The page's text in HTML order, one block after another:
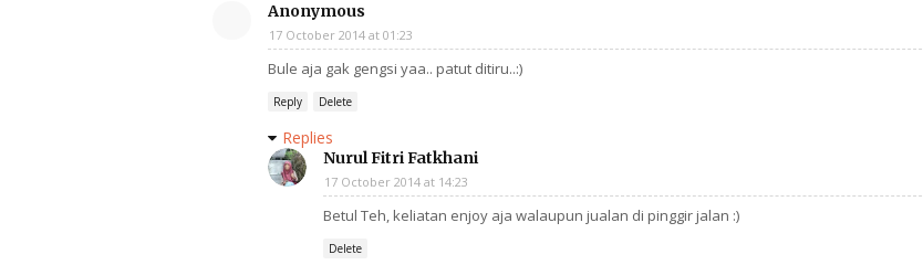
Anonymous
17 October 2014 at 01:23
Bule aja gak gengsi yaa.. patut ditiru..:)
Reply Delete
Replies
Nurul Fitri Fatkhani
17 October 2014 at 14:23
Betul Teh, keliatan enjoy aja walaupun jualan di pinggir jalan :)
Delete